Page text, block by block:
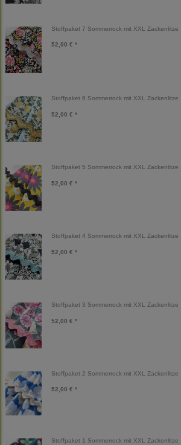
Stoffpaket 7 Sommerrock mit XXL Zackenlitze
52,00 € *
Stoffpaket 6 Sommerrock mit XXL Zackenlitze
52,00 € *
Stoffpaket 5 Sommerrock mit XXL Zackenlitze
52,00 € *
Stoffpaket 4 Sommerrock mit XXL Zackenlitze
52,00 € *
Stoffpaket 3 Sommerrock mit XXL Zackenlitze
52,00 € *
Stoffpaket 2 Sommerrock mit XXL Zackenlitze
52,00 € *
Stoffpaket 1 Sommerrock mit XXL Zackenlitze